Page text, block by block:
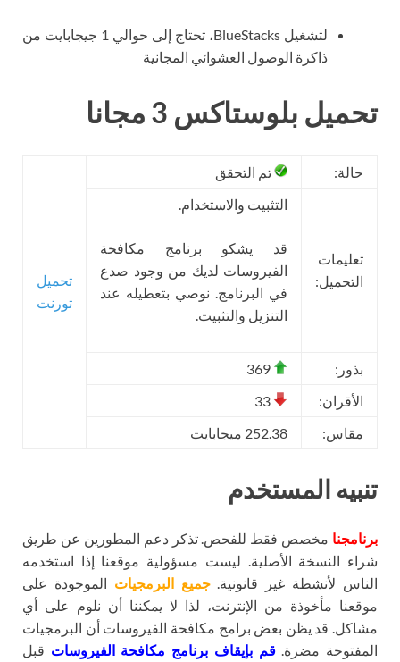
لتشغيل BlueStacks، تحتاج إلى حوالي 1 جيجابايت من
ذاكرة الوصول العشوائي المجانية
تحميل بلوستاكس 3 مجانا
حالة: تم التحقق
تحميل
تورنت
تعليمات
التحميل:
التثبيت والاستخدام.
قد يشكو برنامج مكافحة
الفيروسات لديك من وجود صدع
في البرنامج. نوصي بتعطيله عند
التنزيل والتثبيت.
بذور:
الأقران:
مقاس:
252.38 ميجابايت
تنبيه المستخدم
برنامجنا مخصص فقط للفحص. تذكر دعم المطورين عن طريق
شراء النسخة الأصلية. ليست مسؤولية موقعنا إذا استخدمه
الناس لأنشطة غير قانونية.جميع البرمجيات الموجودة على
موقعنا مأخوذة من الإنترنت، لذا لا يمكننا أن نلوم على أي
مشاكل. قد يظن بعض برامج مكافحة الفيروسات أن البرمجيات
المفتوحة مضرة.قم بإيقاف برنامج مكافحة الفيروسات قبل